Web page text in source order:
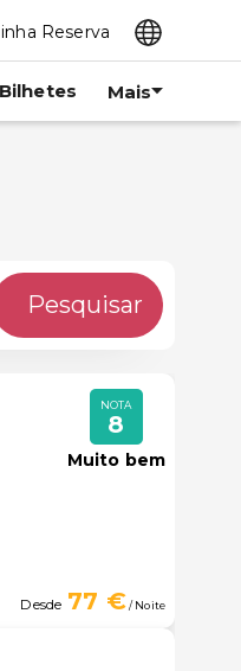
Reserva
Bilhetes Mais
Pesquisar
NOTA
8
Muito bem
Desde 77 €/ Noite